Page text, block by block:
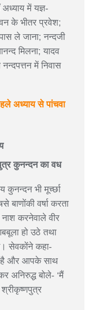
में यज्ञ-
के भीतर प्रवेश;
ले जाना; नन्दजी
मिलना; यादव
में निवास
अध्याय से पांचवा
कुनन्दन का वध
कुनन्दन भी मूर्च्छा
बाणोंकी वर्षा करता
करनेवाले वीर
हो उठे तथा
सेवकोंने कहा-
है और आपके साथ
अनिरुद्ध बोले- ‘मैं